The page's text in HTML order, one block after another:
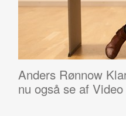
Anders Rønnow
nu også se af